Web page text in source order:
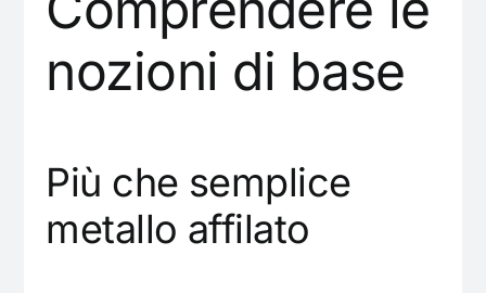
nozioni di base
Più che semplice
metallo affilato